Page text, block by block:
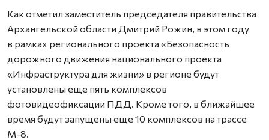
Как отметил заместитель председателя правительства
Архангельской области Дмитрий Рожин, в этом году
в рамках регионального проекта «Безопасность
дорожного движения национального проекта
«Инфраструктура для жизни» в регионе будут
установлены еще пять комплексов
фотовидеофиксации ПДД. Кроме того, в ближайшее
время будут запущены еще 10 комплексов на трассе
М-8.